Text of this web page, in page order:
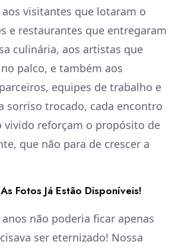
visitantes que lotaram o
e restaurantes que entregaram
culinária, aos artistas que
palco, e também aos
equipes de trabalho e
sorriso trocado, cada encontro
vivido reforçam o propósito de
que não para de crescer a
Fotos Já Estão Disponíveis!
não poderia ficar apenas
ser eternizado! Nossa